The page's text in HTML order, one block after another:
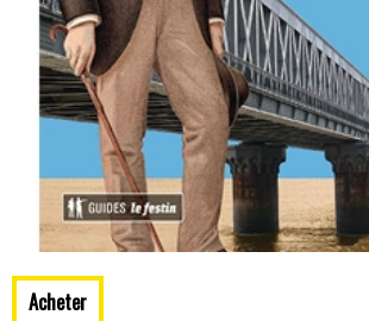
Acheter